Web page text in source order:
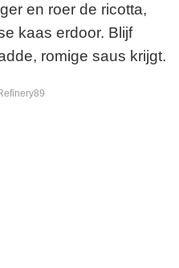
en roer de ricotta,
kaas erdoor. Blijf
romige saus krijgt.